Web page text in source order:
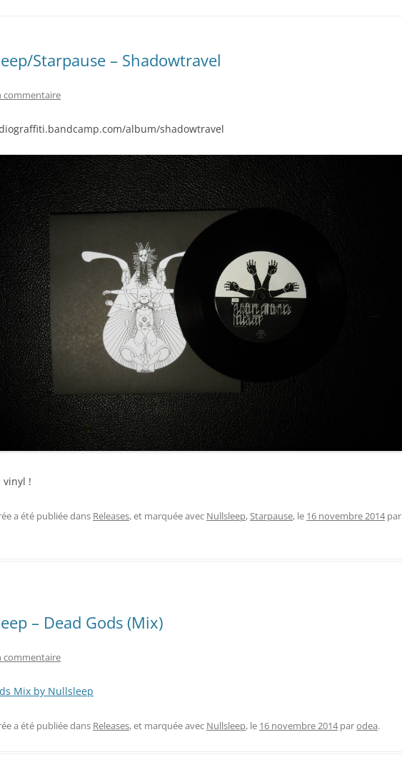
Starpause – Shadowtravel
commentaire
album/shadowtravel
vinyl !
a été publiée dans Releases, et marquée avec Nullsleep,Starpause, le 16 novembre 2014 par
– Dead Gods (Mix)
commentaire
Mix by Nullsleep
a été publiée dans Releases, et marquée avec Nullsleep, le 16 novembre 2014 parodea.